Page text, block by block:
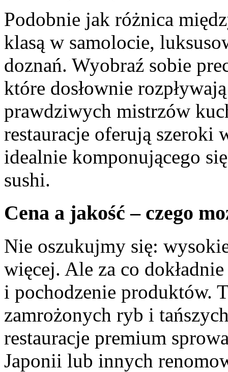
Podobnie jak różnica
klasą w samolocie,
doznań. Wyobraź sobie
które dosłownie
prawdziwych mistrzów
restauracje oferują szeroki
idealnie komponującego
sushi.
Cena a jakość – czego
Nie oszukujmy się:
więcej. Ale za co
i pochodzenie produktów.
zamrożonych ryb i
restauracje premium
Japonii lub innych